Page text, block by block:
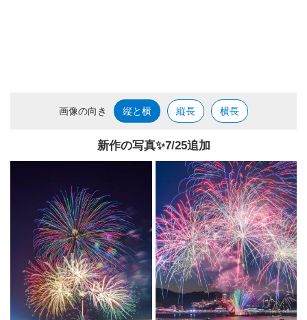
画像の向き 縦と横 縦長 横長
新作の写真✨️7/25追加